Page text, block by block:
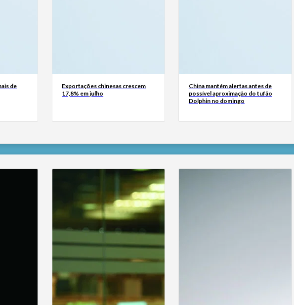
de
Exportações chinesas crescem
17,8% em julho
China mantém alertas antes de
possível aproximação do tufão
Dolphin no domingo